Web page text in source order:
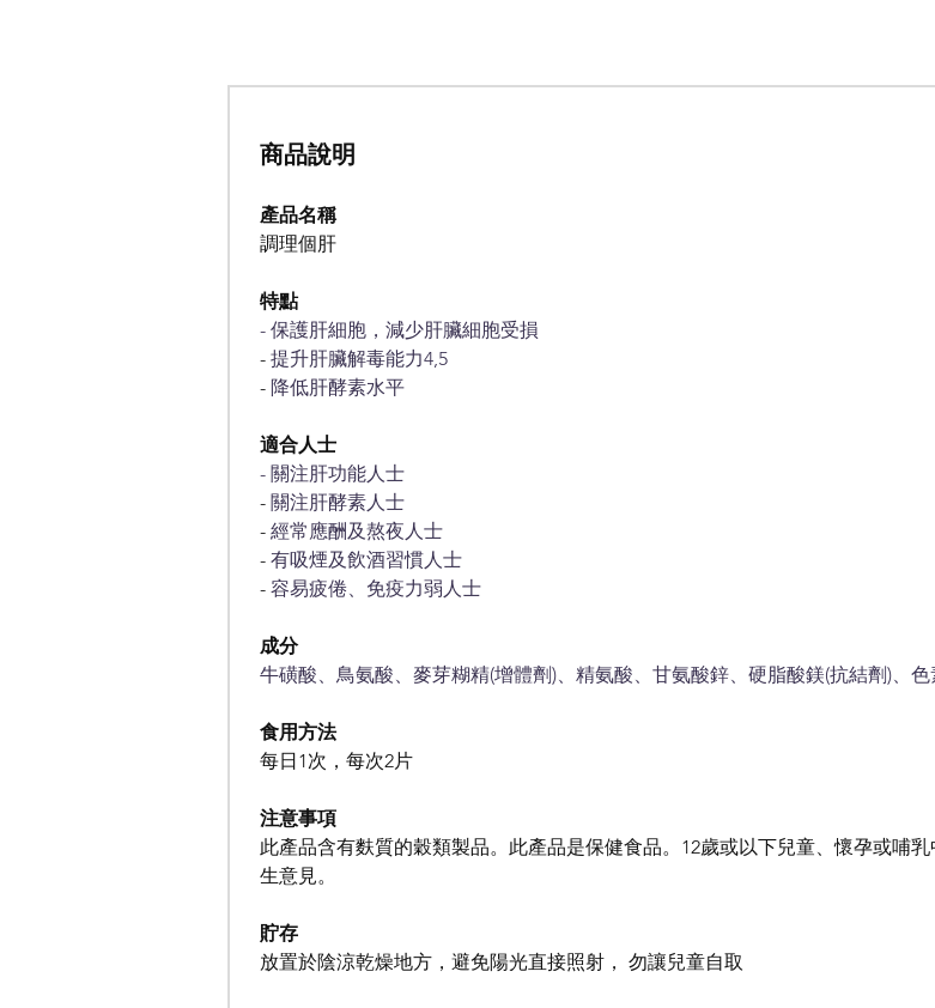
商品說明
產品名稱
調理個肝
特點
- 保護肝細胞，減少肝臟細胞受損
- 提升肝臟解毒能力4,5
- 降低肝酵素水平
適合人士
- 關注肝功能人士
- 關注肝酵素人士
- 經常應酬及熬夜人士
- 有吸煙及飲酒習慣人士
- 容易疲倦、免疫力弱人士
成分
牛磺酸、鳥氨酸、麥芽糊精(增體劑)、精氨酸、甘氨酸鋅、硬脂酸鎂(抗結劑)、色
食用方法
每日1次，每次2片
注意事項
此產品含有麩質的穀類製品。此產品是保健食品。12歲或以下兒童、懷孕或哺
生意見。
貯存
放置於陰涼乾燥地方，避免陽光直接照射， 勿讓兒童自取